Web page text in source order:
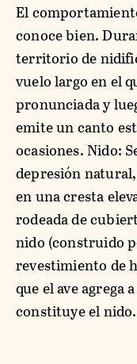
El
conoce bien.
territorio de
vuelo largo en el
pronunciada y
emite un canto
ocasiones. Nido:
depresión
en una cresta
rodeada de
nido (construido
revestimiento de
que el ave agrega
constituye el nido.